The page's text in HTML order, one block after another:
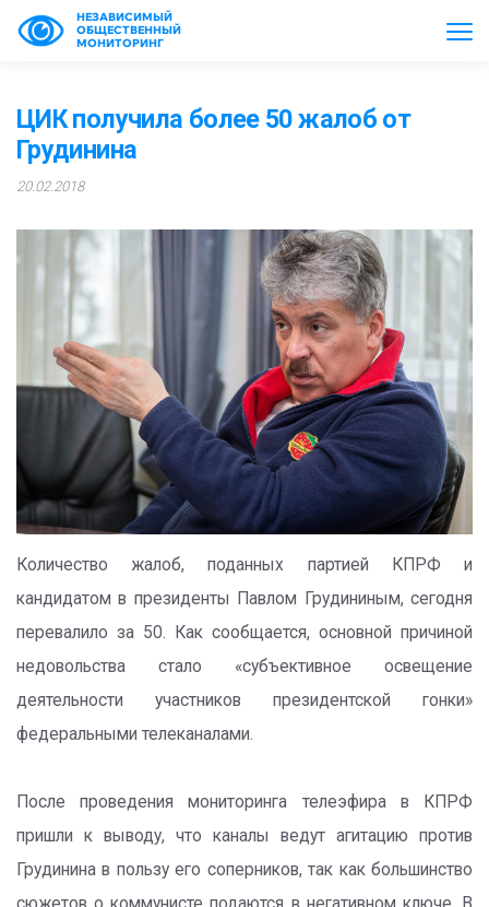
НЕЗАВИСИМЫЙ
ОБЩЕСТВЕННЫЙ
МОНИТОРИНГ
ЦИК получила более 50 жалоб от
Грудинина
20.02.2018
Количество жалоб, поданных партией КПРФ и
кандидатом в президенты Павлом Грудининым, сегодня
перевалило за 50. Как сообщается, основной причиной
недовольства стало «субъективное освещение
деятельности участников президентской гонки»
федеральными телеканалами.
После проведения мониторинга телеэфира в КПРФ
пришли к выводу, что каналы ведут агитацию против
Грудинина в пользу его соперников, так как большинство